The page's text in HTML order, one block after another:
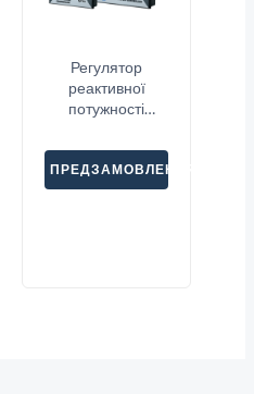
Регулятор
реактивної
потужності
ПРЕДЗАМОВЛЕННЯ